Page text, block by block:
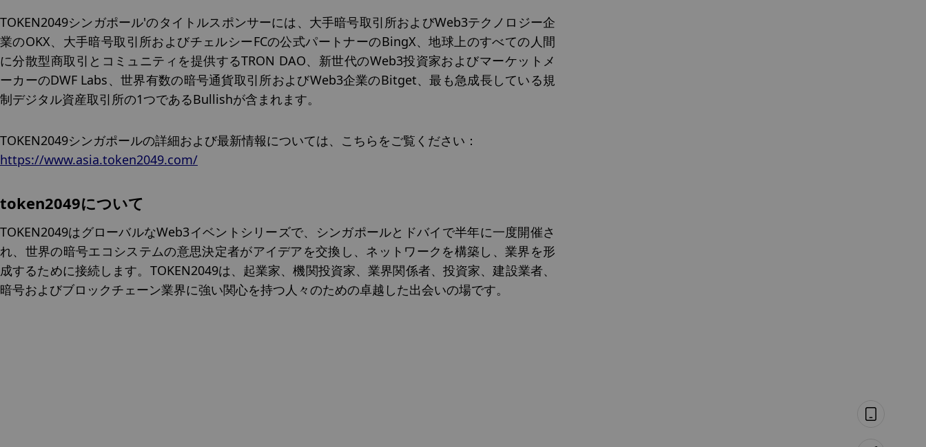
TOKEN2049シンガポール'のタイトルスポンサーには、大手暗号取引所およびWeb3テクノロジー企
業のOKX、大手暗号取引所およびチェルシーFCの公式パートナーのBingX、地球上のすべての人間
に分散型商取引とコミュニティを提供するTRON DAO、新世代のWeb3投資家およびマーケットメ
ーカーのDWF Labs、世界有数の暗号通貨取引所およびWeb3企業のBitget、最も急成長している規
制デジタル資産取引所の1つであるBullishが含まれます。
TOKEN2049シンガポールの詳細および最新情報については、こちらをご覧ください：
https://www.asia.token2049.com/
token2049について
TOKEN2049はグローバルなWeb3イベントシリーズで、シンガポールとドバイで半年に一度開催さ
れ、世界の暗号エコシステムの意思決定者がアイデアを交換し、ネットワークを構築し、業界を形
成するために接続します。TOKEN2049は、起業家、機関投資家、業界関係者、投資家、建設業者、
暗号およびブロックチェーン業界に強い関心を持つ人々のための卓越した出会いの場です。